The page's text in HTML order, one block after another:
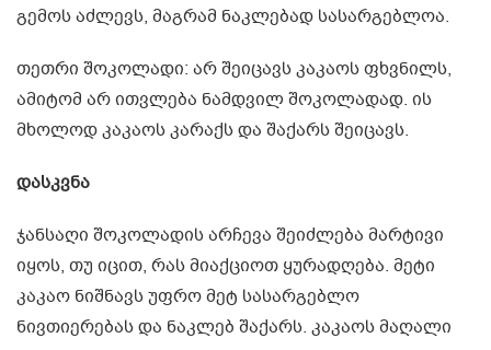
გემოს აძლევს, მაგრამ ნაკლებად სასარგებლოა.
თეთრი შოკოლადი: არ შეიცავს კაკაოს ფხვნილს,
ამიტომ არ ითვლება ნამდვილ შოკოლადად. ის
მხოლოდ კაკაოს კარაქს და შაქარს შეიცავს.
დასკვნა
ჯანსაღი შოკოლადის არჩევა შეიძლება მარტივი
იყოს, თუ იცით, რას მიაქციოთ ყურადღება. მეტი
კაკაო ნიშნავს უფრო მეტ სასარგებლო
ნივთიერებას და ნაკლებ შაქარს. კაკაოს მაღალი